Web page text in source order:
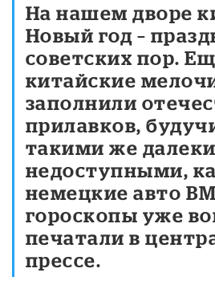
На нашем дворе
Новый год –
советских пор.
китайские
заполнили
прилавков,
такими же
недоступными,
немецкие авто
гороскопы уже
печатали в
прессе.